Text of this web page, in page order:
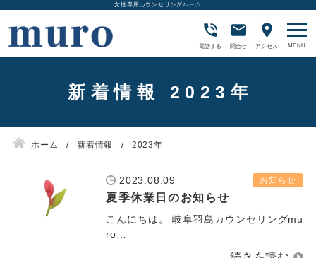
女性専用カウンセリングルーム
電話する 問合せ アクセス
新着情報 2023年
ホーム 新着情報 2023年
2023.08.09 お知らせ
夏季休業日のお知らせ
こんにちは。 岐阜羽島カウンセリングmu
ro…